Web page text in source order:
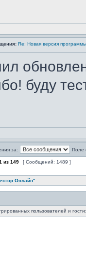
Re: Новая версия
буду
за: Поле
из 149 [ Сообщений: 1489 ]
Онлайн"
пользователей и